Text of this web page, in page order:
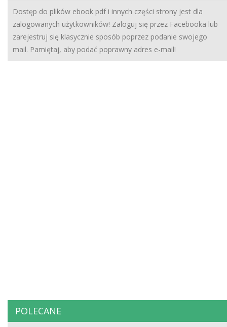
Dostęp do plików ebook pdf i innych części strony jest dla
zalogowanych użytkowników! Zaloguj się przez Facebooka lub
zarejestruj się klasycznie sposób poprzez podanie swojego
mail. Pamiętaj, aby podać poprawny adres e-mail!
POLECANE